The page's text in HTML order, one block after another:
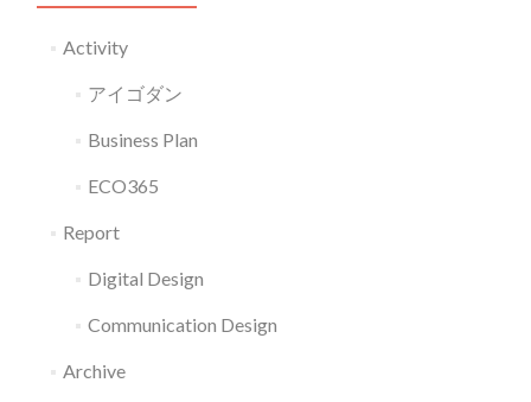
Activity
アイゴダン
Business Plan
ECO365
Report
Digital Design
Communication Design
Archive